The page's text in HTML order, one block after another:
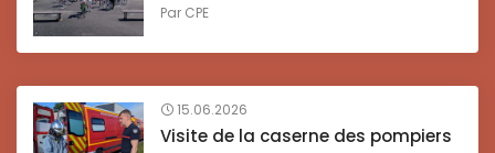
Par CPE
15.06.2026
Visite de la caserne des pompiers